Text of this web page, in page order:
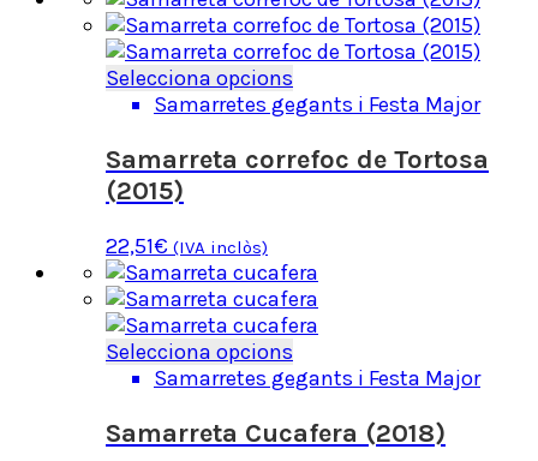
poden
triar
a
la
pàgina
del
producte
Selecciona opcions
producte
diverses
poden
triar
a
la
pàgina
del
producte
Samarretes gegants i Festa Major
Samarreta correfoc de Tortosa
(2015)
22,51€ (IVA inclòs)
Selecciona opcions
producte
diverses
Samarretes gegants i Festa Major
Samarreta Cucafera (2018)